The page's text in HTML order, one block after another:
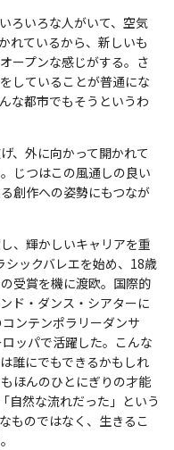
ろいろな人がいて、空気
れているから、新しいも
ープンな感じがする。さ
していることが普通にな
な都市でもそうというわ
、外に向かって開かれて
じつはこの風通しの良い
創作への姿勢にもつなが
、輝かしいキャリアを重
シックバレエを始め、18歳
受賞を機に渡欧。国際的
ド・ダンス・シアターに
ンテンポラリーダンサ
ッパで活躍した。こんな
誰にでもできるかもしれ
ほんのひとにぎりの才能
自然な流れだった」という
ものではなく、生きるこ